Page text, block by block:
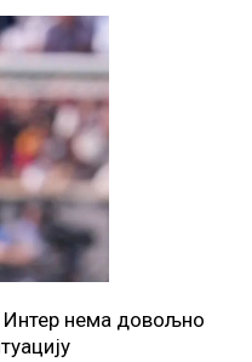
Интер нема довољно